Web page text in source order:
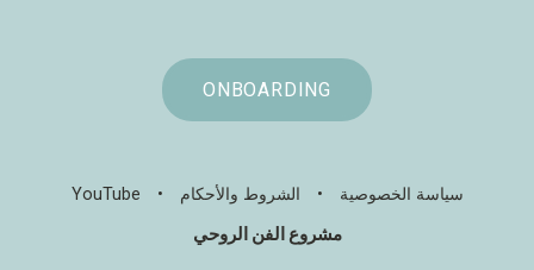
ONBOARDING
سياسة الخصوصية • الشروط والأحكام •
YouTube
مشروع الفن الروحي